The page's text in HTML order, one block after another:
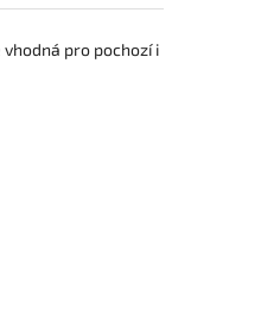
vhodná pro pochozí i